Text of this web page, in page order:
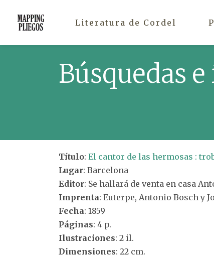
Literatura de Cordel
Búsquedas
Título: El cantor de las hermosas :
Lugar: Barcelona
Editor: Se hallará de venta en casa
Imprenta: Euterpe, Antonio Bosch y
Fecha: 1859
Páginas: 4 p.
Ilustraciones: 2 il.
Dimensiones: 22 cm.